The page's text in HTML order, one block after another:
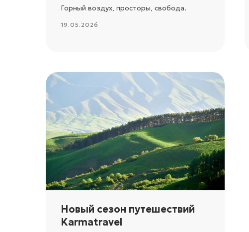
Горный воздух, просторы, свобода.
19.05.2026
Новый сезон путешествий
Karmatravel